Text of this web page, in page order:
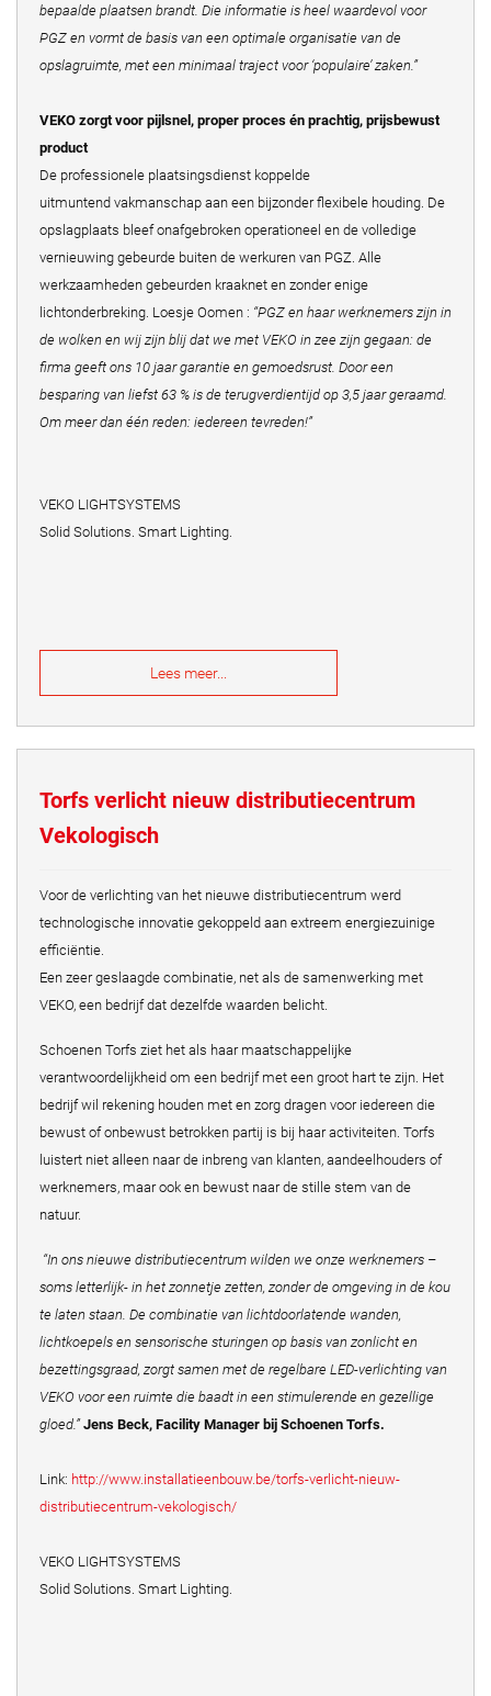
bepaalde plaatsen brandt. Die informatie is heel waardevol voor
PGZ en vormt de basis van een optimale organisatie van de
opslagruimte, met een minimaal traject voor ‘populaire’ zaken.”
VEKO zorgt voor pijlsnel, proper proces én prachtig, prijsbewust
product
De professionele plaatsingsdienst koppelde
uitmuntend vakmanschap aan een bijzonder flexibele houding. De
opslagplaats bleef onafgebroken operationeel en de volledige
vernieuwing gebeurde buiten de werkuren van PGZ. Alle
werkzaamheden gebeurden kraaknet en zonder enige
lichtonderbreking. Loesje Oomen : “PGZ en haar werknemers zijn in
de wolken en wij zijn blij dat we met VEKO in zee zijn gegaan: de
firma geeft ons 10 jaar garantie en gemoedsrust. Door een
besparing van liefst 63 % is de terugverdientijd op 3,5 jaar geraamd.
Om meer dan één reden: iedereen tevreden!”
VEKO LIGHTSYSTEMS
Solid Solutions. Smart Lighting.
Lees meer...
Torfs verlicht nieuw distributiecentrum
Vekologisch
Voor de verlichting van het nieuwe distributiecentrum werd
technologische innovatie gekoppeld aan extreem energiezuinige
efficiëntie.
Een zeer geslaagde combinatie, net als de samenwerking met
VEKO, een bedrijf dat dezelfde waarden belicht.
Schoenen Torfs ziet het als haar maatschappelijke
verantwoordelijkheid om een bedrijf met een groot hart te zijn. Het
bedrijf wil rekening houden met en zorg dragen voor iedereen die
bewust of onbewust betrokken partij is bij haar activiteiten. Torfs
luistert niet alleen naar de inbreng van klanten, aandeelhouders of
werknemers, maar ook en bewust naar de stille stem van de
natuur.
“In ons nieuwe distributiecentrum wilden we onze werknemers –
soms letterlijk- in het zonnetje zetten, zonder de omgeving in de kou
te laten staan. De combinatie van lichtdoorlatende wanden,
lichtkoepels en sensorische sturingen op basis van zonlicht en
bezettingsgraad, zorgt samen met de regelbare LED-verlichting van
VEKO voor een ruimte die baadt in een stimulerende en gezellige
gloed.”Jens Beck, Facility Manager bij Schoenen Torfs.
Link: http://www.installatieenbouw.be/torfs-verlicht-nieuw-
distributiecentrum-vekologisch/
VEKO LIGHTSYSTEMS
Solid Solutions. Smart Lighting.